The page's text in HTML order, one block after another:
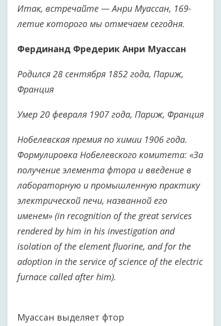
Итак, встречайте — Анри Муассан, 169-
летие которого мы отмечаем сегодня.
Фердинанд Фредерик Анри Муассан
Родился 28 сентября 1852 года, Париж,
Франция
Умер 20 февраля 1907 года, Париж, Франция
Нобелевская премия по химии 1906 года.
Формулировка Нобелевского комитета: «За
получение элемента фтора и введение в
лабораторную и промышленную практику
электрической печи, названной его
именем» (in recognition of the great services
rendered by him in his investigation and
isolation of the element fluorine, and for the
adoption in the service of science of the electric
furnace called after him).
Муассан выделяет фтор